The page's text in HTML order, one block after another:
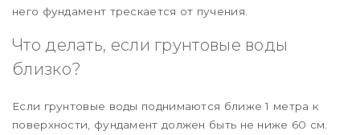
него фундамент трескается от пучения.
Что делать, если грунтовые воды
близко?
Если грунтовые воды поднимаются ближе 1 метра к
поверхности, фундамент должен быть не ниже 60 см.